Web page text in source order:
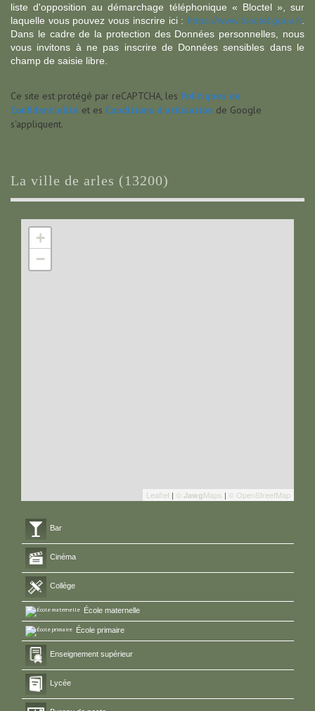
liste d'opposition au démarchage téléphonique « Bloctel », sur
laquelle vous pouvez vous inscrire ici : https://www.bloctel.gouv.fr.
Dans le cadre de la protection des Données personnelles, nous
vous invitons à ne pas inscrire de Données sensibles dans le
champ de saisie libre.
Ce site est protégé par reCAPTCHA, les Politiques de
Confidentialité et es Conditions d'utilisation de Google
s'appliquent.
la ville de arles (13200)
+
−
Leaflet | © JawgMaps | © OpenStreetMap
Bar
Cinéma
Collège
École maternelle
École primaire
Enseignement supérieur
Lycée